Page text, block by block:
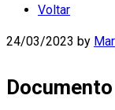
Voltar
24/03/2023 by
Documento